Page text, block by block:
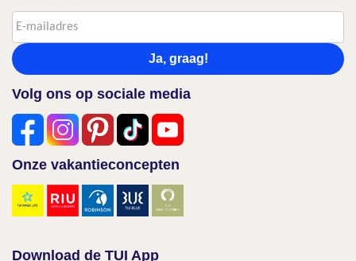
Ja, graag!
Volg ons op sociale media
Onze vakantieconcepten
Download de TUI App